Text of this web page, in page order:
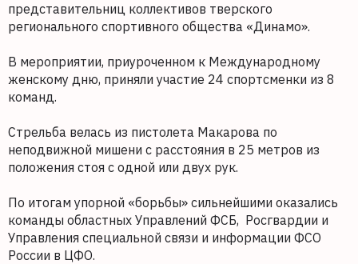
представительниц коллективов тверского
регионального спортивного общества «Динамо».
В мероприятии, приуроченном к Международному
женскому дню, приняли участие 24 спортсменки из 8
команд.
Стрельба велась из пистолета Макарова по
неподвижной мишени с расстояния в 25 метров из
положения стоя с одной или двух рук.
По итогам упорной «борьбы» сильнейшими оказались
команды областных Управлений ФСБ, Росгвардии и
Управления специальной связи и информации ФСО
России в ЦФО.